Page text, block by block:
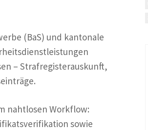
(BaS) und kantonale
– Strafregisterauskunft,
nahtlosen Workflow:
sowie